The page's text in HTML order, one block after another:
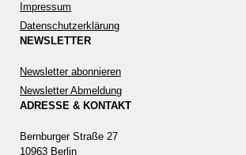
Impressum
Datenschutzerklärung
NEWSLETTER
Newsletter abonnieren
Newsletter Abmeldung
ADRESSE & KONTAKT
Bernburger Straße 27
10963 Berlin